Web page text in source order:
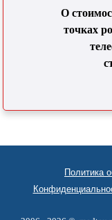
О
точках
Политика